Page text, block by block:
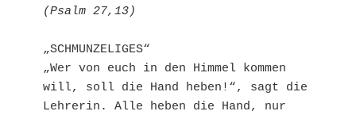
(Psalm 27,13)
„SCHMUNZELIGES“
„Wer von euch in den Himmel kommen
will, soll die Hand heben!“, sagt die
Lehrerin. Alle heben die Hand, nur